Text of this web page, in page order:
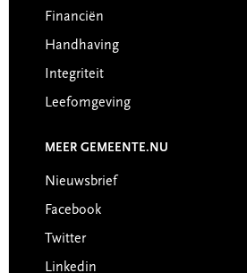
Financiën
Handhaving
Integriteit
Leefomgeving
MEER GEMEENTE.NU
Nieuwsbrief
Facebook
Twitter
Linkedin